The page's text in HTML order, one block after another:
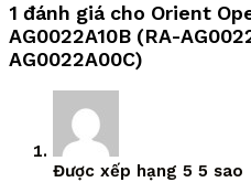
1 đánh giá cho Orient
AG0022A10B (RA-
AG0022A00C)
Được xếp hạng 5 5 sao